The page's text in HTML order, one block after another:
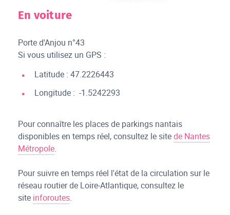
En voiture
Porte d'Anjou n°43
Si vous utilisez un GPS :
Latitude : 47.2226443
Longitude : -1.5242293
Pour connaître les places de parkings nantais
disponibles en temps réel, consultez le sitede Nantes
Métropole.
Pour suivre en temps réel l'état de la circulation sur le
réseau routier de Loire-Atlantique, consultez le
site inforoutes.